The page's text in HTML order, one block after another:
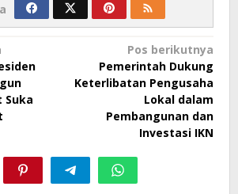
Suka
Pos berikutnya
Pemerintah Dukung
Keterlibatan Pengusaha
Lokal dalam
Pembangunan dan
Investasi IKN